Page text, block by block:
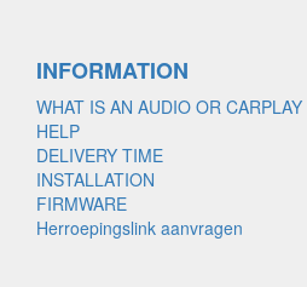
INFORMATION
WHAT IS AN AUDIO OR
HELP
DELIVERY TIME
INSTALLATION
FIRMWARE
Herroepingslink aanvragen